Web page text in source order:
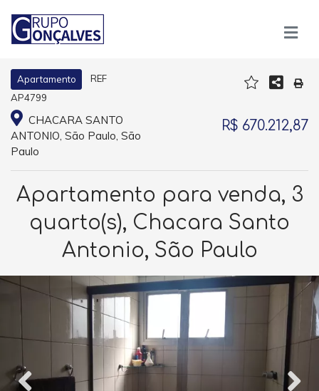
Apartamento
REF
AP4799
CHACARA SANTO
ANTONIO, São Paulo, São
Paulo
R$ 670.212,87
Apartamento para venda, 3
quarto(s), Chacara Santo
Antonio, São Paulo